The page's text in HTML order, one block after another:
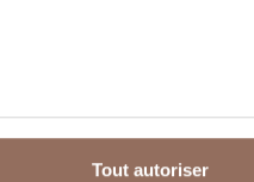
Tout autoriser